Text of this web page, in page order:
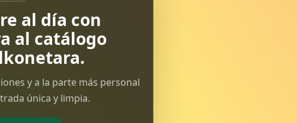
al día con
al catálogo
y a la parte más personal
única y limpia.